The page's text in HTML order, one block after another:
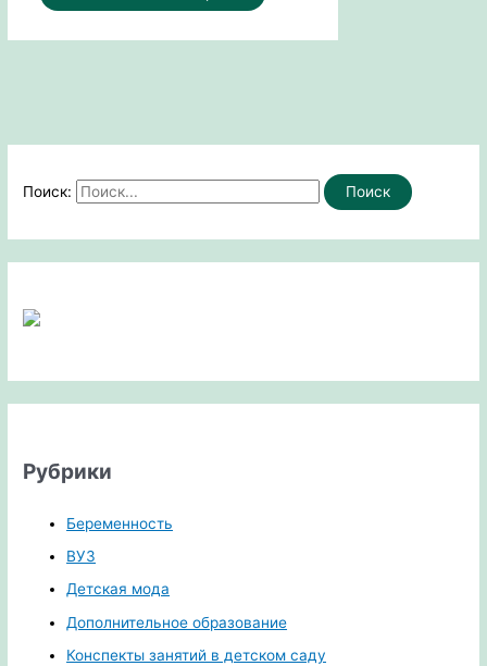
Поиск:
Рубрики
Беременность
ВУЗ
Детская мода
Дополнительное образование
Конспекты занятий в детском саду